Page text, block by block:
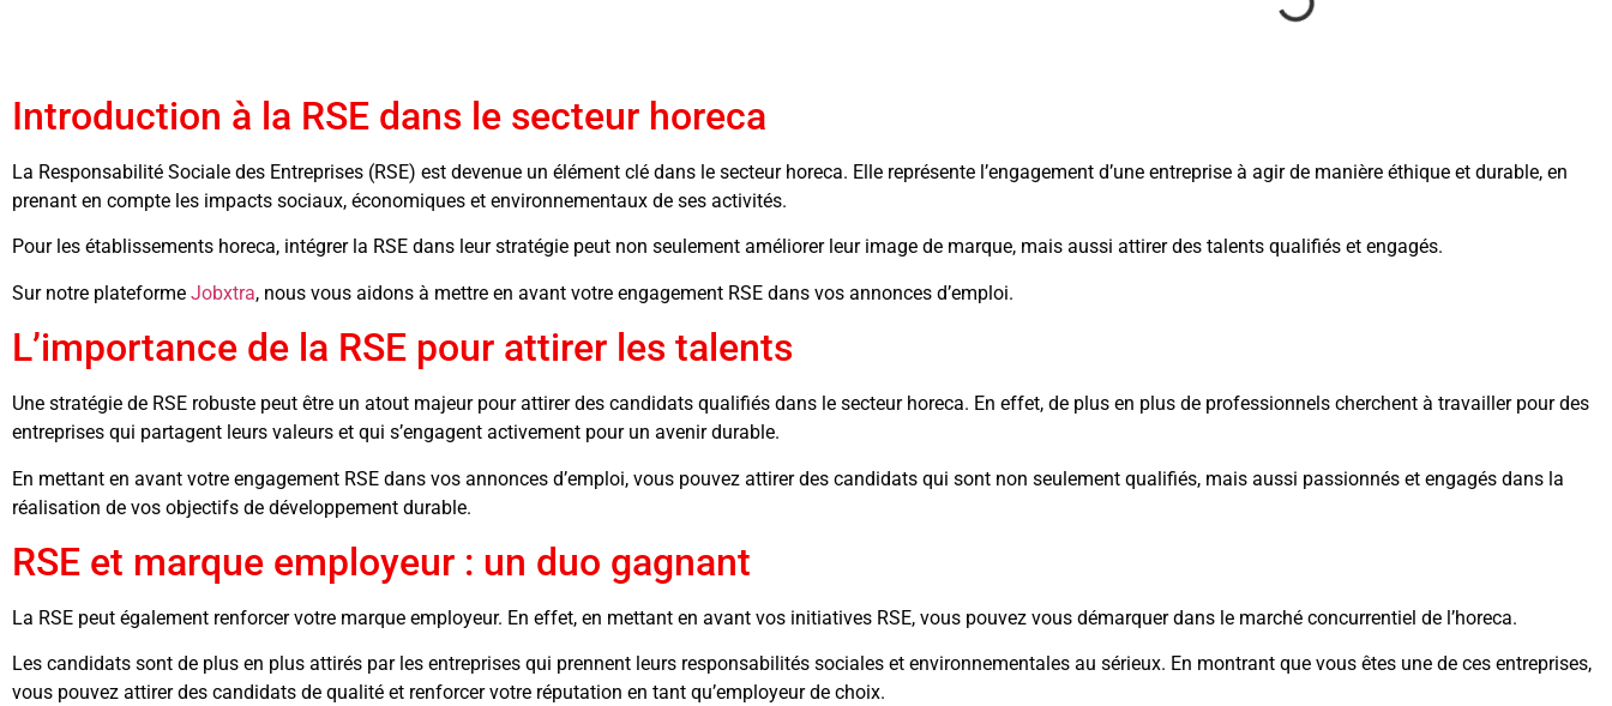
Introduction à la RSE dans le secteur horeca
La Responsabilité Sociale des Entreprises (RSE) est devenue un élément clé dans le secteur horeca. Elle représente l’engagement d’une entreprise à agir de manière éthique et durable, en
prenant en compte les impacts sociaux, économiques et environnementaux de ses activités.
Pour les établissements horeca, intégrer la RSE dans leur stratégie peut non seulement améliorer leur image de marque, mais aussi attirer des talents qualifiés et engagés.
Sur notre plateforme Jobxtra, nous vous aidons à mettre en avant votre engagement RSE dans vos annonces d’emploi.
L’importance de la RSE pour attirer les talents
Une stratégie de RSE robuste peut être un atout majeur pour attirer des candidats qualifiés dans le secteur horeca. En effet, de plus en plus de professionnels cherchent à travailler pour des
entreprises qui partagent leurs valeurs et qui s’engagent activement pour un avenir durable.
En mettant en avant votre engagement RSE dans vos annonces d’emploi, vous pouvez attirer des candidats qui sont non seulement qualifiés, mais aussi passionnés et engagés dans la
réalisation de vos objectifs de développement durable.
RSE et marque employeur : un duo gagnant
La RSE peut également renforcer votre marque employeur. En effet, en mettant en avant vos initiatives RSE, vous pouvez vous démarquer dans le marché concurrentiel de l’horeca.
Les candidats sont de plus en plus attirés par les entreprises qui prennent leurs responsabilités sociales et environnementales au sérieux. En montrant que vous êtes une de ces entreprises,
vous pouvez attirer des candidats de qualité et renforcer votre réputation en tant qu’employeur de choix.